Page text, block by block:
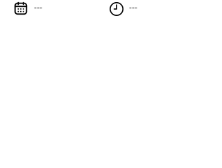
---
---